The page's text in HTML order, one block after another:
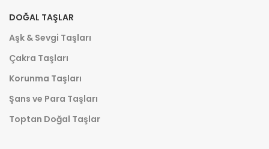
DOĞAL TAŞLAR
Aşk & Sevgi Taşları
Çakra Taşları
Korunma Taşları
Şans ve Para Taşları
Toptan Doğal Taşlar